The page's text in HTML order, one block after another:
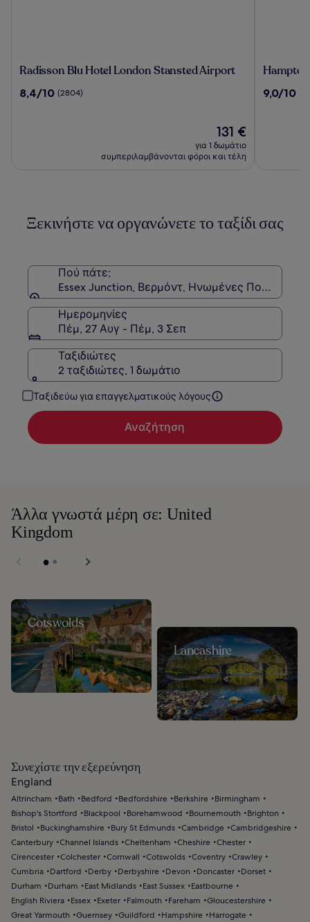
Radisson
Hotel
Radisson Blu Hotel London Stansted Airport
8.4
8,4/10 (2804)
Η
τιμή
είναι
131 €
για 1 δωμάτιο
συμπεριλαμβάνονται φόροι και τέλη
Hampton
Hilton
9.0
9,0/10
Ξεκινήστε να οργανώνετε το ταξίδι σας
Πού πάτε;
Essex Junction, Βερμόντ, Ηνωμένες Πολιτείες
Ημερομηνίες
Πέμ, 27 Αυγ - Πέμ, 3 Σεπ
Ταξιδιώτες
2 ταξιδιώτες, 1 δωμάτιο
Ταξιδεύω για επαγγελματικούς λόγους
Αναζήτηση
Άλλα γνωστά μέρη σε: United
Kingdom
Cotswolds
Lancashire
Συνεχίστε την εξερεύνηση
England
Altrincham Bath Bedford Bedfordshire Berkshire
Birmingham
Bishop's Stortford
Blackpool Borehamwood Bournemouth
Brighton
Bristol
Buckinghamshire Bury St Edmunds Cambridge Cambridgeshire
Canterbury Channel Islands Cheltenham Cheshire Chester
Cirencester Colchester Cornwall Cotswolds Coventry Crawley
Cumbria
Dartford Derby Derbyshire Devon Doncaster
Dorset
Durham
Durham East Midlands East Sussex
Eastbourne
English Riviera
Essex Exeter Falmouth Fareham
Gloucestershire
Great Yarmouth
Guernsey Guildford Hampshire
Harrogate